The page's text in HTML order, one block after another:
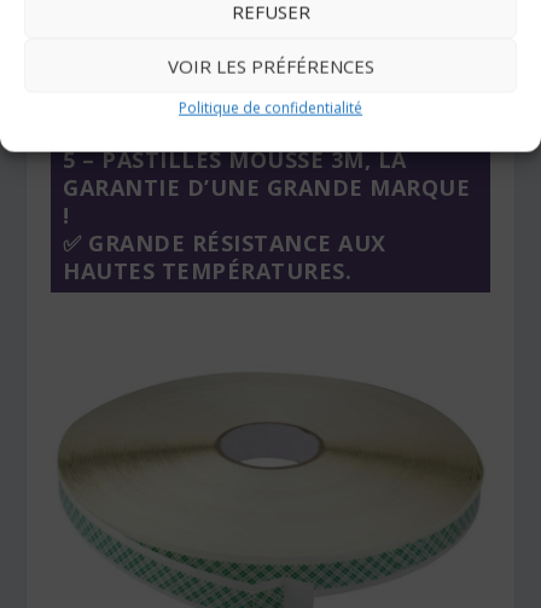
REFUSER
VOIR LES PRÉFÉRENCES
Politique de confidentialité
Acheter les pastilles transparentes
5 – PASTILLES MOUSSE 3M, LA
GARANTIE D’UNE GRANDE MARQUE
!
✅ GRANDE RÉSISTANCE AUX
HAUTES TEMPÉRATURES.